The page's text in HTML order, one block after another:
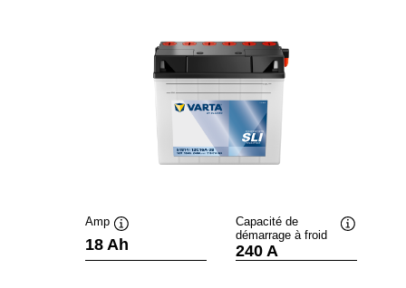
Amp
Infobulle
18 Ah
Capacité de
démarrage à froid
240 A